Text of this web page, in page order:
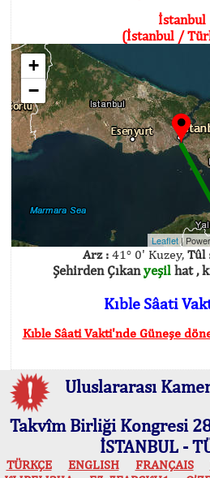
İstanbul
(İstanbul /
+
−
Leaflet|
Arz :41° 0' Kuzey, Tûl
Şehirden Çıkanyeşilhat ,
Kıble Sâati
Kıble Sâati Vakti'nde Güneşe
Uluslararası
Takvîm Birliği Kongresi
İSTANBUL -
TÜRKÇE ENGLISH FRANÇAIS